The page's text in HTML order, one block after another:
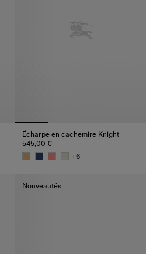
Écharpe en cachemire Knight
545,00 €
+6
Nouveautés